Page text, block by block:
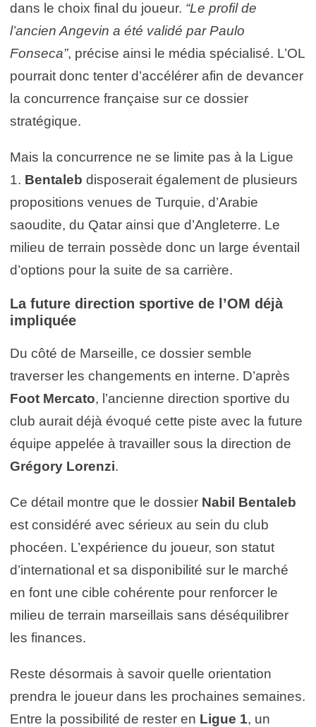
dans le choix final du joueur. “Le profil de
l’ancien Angevin a été validé par Paulo
Fonseca”, précise ainsi le média spécialisé. L’OL
pourrait donc tenter d’accélérer afin de devancer
la concurrence française sur ce dossier
stratégique.
Mais la concurrence ne se limite pas à la Ligue
1. Bentaleb disposerait également de plusieurs
propositions venues de Turquie, d’Arabie
saoudite, du Qatar ainsi que d’Angleterre. Le
milieu de terrain possède donc un large éventail
d’options pour la suite de sa carrière.
La future direction sportive de l’OM déjà
impliquée
Du côté de Marseille, ce dossier semble
traverser les changements en interne. D’après
Foot Mercato, l’ancienne direction sportive du
club aurait déjà évoqué cette piste avec la future
équipe appelée à travailler sous la direction de
Grégory Lorenzi.
Ce détail montre que le dossier Nabil Bentaleb
est considéré avec sérieux au sein du club
phocéen. L’expérience du joueur, son statut
d’international et sa disponibilité sur le marché
en font une cible cohérente pour renforcer le
milieu de terrain marseillais sans déséquilibrer
les finances.
Reste désormais à savoir quelle orientation
prendra le joueur dans les prochaines semaines.
Entre la possibilité de rester en Ligue 1, un